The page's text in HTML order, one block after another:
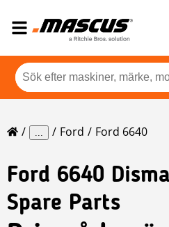
... Ford Ford 6640
Ford 6640
Spare Parts